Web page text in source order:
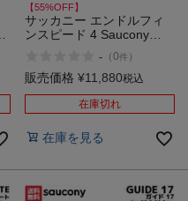
【55%OFF】
サッカニー エンドルフィ
ンスピード 4 Saucony
トレット セール
- （0件 ）
販売価格 ¥11,880税込
在庫切れ
在庫を見る